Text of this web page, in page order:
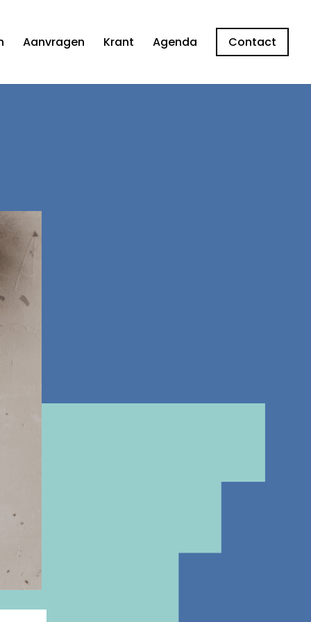
Aanvragen Krant Agenda Contact